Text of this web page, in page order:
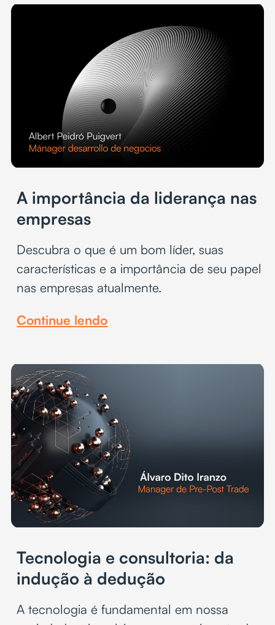
A importância da liderança nas
empresas
Descubra o que é um bom líder, suas
características e a importância de seu papel
nas empresas atualmente.
Continue lendo
Tecnologia e consultoria: da
indução à dedução
A tecnologia é fundamental em nossa